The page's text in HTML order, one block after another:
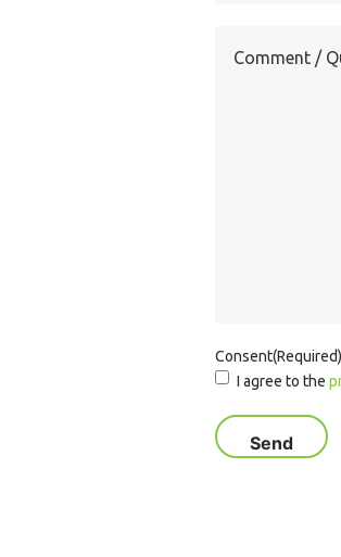
Consent(Required)
I agree to the